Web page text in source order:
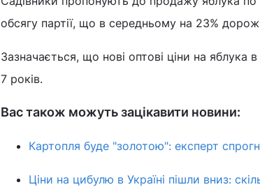
обсягу партії, що в середньому на 23%
Зазначається, що нові оптові ціни на яблука
7 років.
Вас також можуть зацікавити новини:
Картопля буде "золотою": експерт
Ціни на цибулю в Україні пішли вниз: